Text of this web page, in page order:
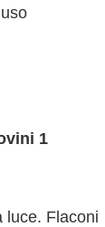
1
luce. Flaconi